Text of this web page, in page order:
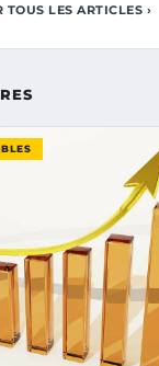
TOUS LES ARTICLES ›